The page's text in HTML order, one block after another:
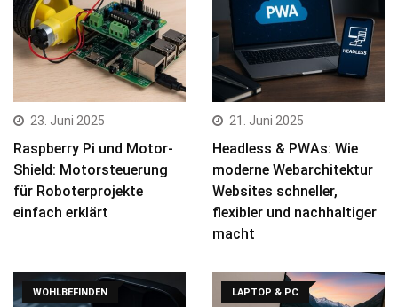
23. Juni 2025
Raspberry Pi und Motor-
Shield: Motorsteuerung
für Roboterprojekte
einfach erklärt
21. Juni 2025
Headless & PWAs: Wie
moderne Webarchitektur
Websites schneller,
flexibler und nachhaltiger
macht
WOHLBEFINDEN LAPTOP & PC